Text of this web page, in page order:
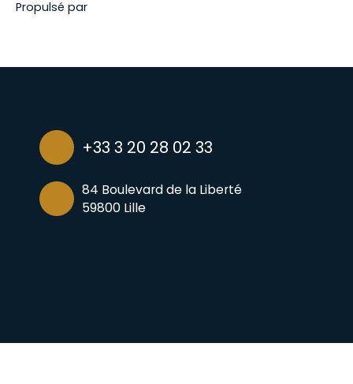
Propulsé par
+33 3 20 28 02 33
84 Boulevard de la Liberté
59800 Lille